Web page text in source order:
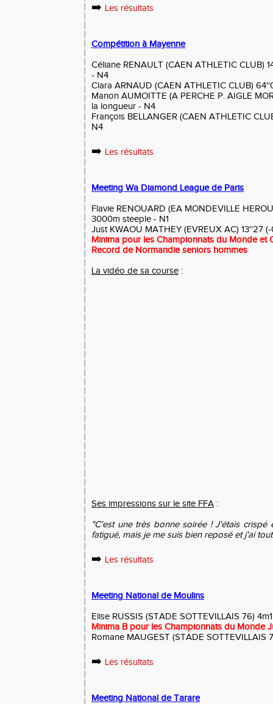
➡️ Les résultats
Compétition à Mayenne
Céliane RENAULT (CAEN ATHLETIC CLUB)
- N4
Clara ARNAUD (CAEN ATHLETIC CLUB)
Manon AUMOITTE (A PERCHE P. AIGLE
la longueur - N4
François BELLANGER (CAEN ATHLETIC
N4
➡️ Les résultats
Meeting Wa Diamond League de Paris
Flavie RENOUARD (EA MONDEVILLE
3000m steeple - N1
Just KWAOU MATHEY (EVREUX AC) 13''27
Minima pour les Championnats du Monde et
Record de Normandie seniors hommes
La vidéo de sa course :
Ses impressions sur le site FFA :
"C'est une très bonne soirée ! J'étais
fatigué, mais je me suis bien reposé et j'ai
➡️ Les résultats
Meeting National de Moulins
Elise RUSSIS (STADE SOTTEVILLAIS 76)
Minima B pour les Championnats du Monde
Romane MAUGEST (STADE SOTTEVILLAIS
➡️ Les résultats
Meeting National de Tarare